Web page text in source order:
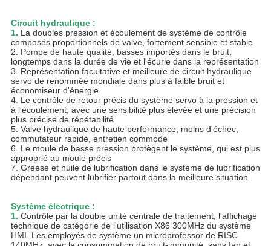
Circuit hydraulique :
1. La doubles pression et écoulement de système de contrôle
composés proportionnels de valve, fortement sensible et stable
2. Pompe de haute qualité, basses importés dans le bruit,
longtemps dans la durée de vie et l'écurie dans la représentation
3. Représentation facultative et meilleure de circuit hydraulique
servo de renommée mondiale dans plus à faible bruit et
économiseur d'énergie
4. Le contrôle de retour précis du système servo à la pression et
à l'écoulement, avec une sensibilité plus élevée et une précision
plus précise de répétabilité
5. Valve hydraulique de haute performance, moins d'échec,
commutateur rapide, entretien commode
6. Le moule de basse pression protègent le système, qui est plus
approprié au moule précis
7. Greese et huile de lubrification dans le système de lubrification
dépendant peuvent lubrifier partout dans la meilleure situation
Système électrique :
1. Contrôle par la double unité centrale de traitement, l'affichage
technique de catégorie de l'utilisation X86 300MHz du système
HMI. Les employés de système un microprofessor de RISC